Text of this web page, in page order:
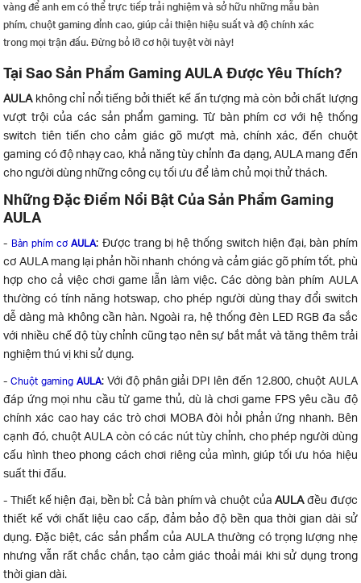
vàng để anh em có thể trực tiếp trải nghiệm và sở hữu những mẫu bàn
phím, chuột gaming đỉnh cao, giúp cải thiện hiệu suất và độ chính xác
trong mọi trận đấu. Đừng bỏ lỡ cơ hội tuyệt vời này!
Tại Sao Sản Phẩm Gaming AULA Được Yêu Thích?
AULAkhông chỉ nổi tiếng bởi thiết kế ấn tượng mà còn bởi chất lượng
vượt trội của các sản phẩm gaming. Từ bàn phím cơ với hệ thống
switch tiên tiến cho cảm giác gõ mượt mà, chính xác, đến chuột
gaming có độ nhạy cao, khả năng tùy chỉnh đa dạng, AULA mang đến
cho người dùng những công cụ tối ưu để làm chủ mọi thử thách.
Những Đặc Điểm Nổi Bật Của Sản Phẩm Gaming
AULA
- Bàn phím cơAULA: Được trang bị hệ thống switch hiện đại, bàn phím
cơ AULA mang lại phản hồi nhanh chóng và cảm giác gõ phím tốt, phù
hợp cho cả việc chơi game lẫn làm việc. Các dòng bàn phím AULA
thường có tính năng hotswap, cho phép người dùng thay đổi switch
dễ dàng mà không cần hàn. Ngoài ra, hệ thống đèn LED RGB đa sắc
với nhiều chế độ tùy chỉnh cũng tạo nên sự bắt mắt và tăng thêm trải
nghiệm thú vị khi sử dụng.
-Chuột gamingAULA: Với độ phân giải DPI lên đến 12.800, chuột AULA
đáp ứng mọi nhu cầu từ game thủ, dù là chơi game FPS yêu cầu độ
chính xác cao hay các trò chơi MOBA đòi hỏi phản ứng nhanh. Bên
cạnh đó, chuột AULA còn có các nút tùy chỉnh, cho phép người dùng
cấu hình theo phong cách chơi riêng của mình, giúp tối ưu hóa hiệu
suất thi đấu.
- Thiết kế hiện đại, bền bỉ: Cả bàn phím và chuột củaAULAđều được
thiết kế với chất liệu cao cấp, đảm bảo độ bền qua thời gian dài sử
dụng. Đặc biệt, các sản phẩm của AULA thường có trọng lượng nhẹ
nhưng vẫn rất chắc chắn, tạo cảm giác thoải mái khi sử dụng trong
thời gian dài.